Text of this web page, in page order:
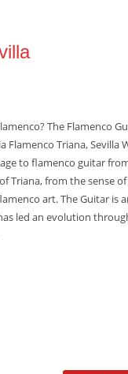
The Flamenco
Flamenco Triana, Sevilla
to flamenco guitar
Triana, from the sense
art. The Guitar is
led an evolution